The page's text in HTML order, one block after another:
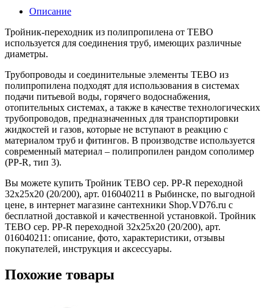
Описание
Тройник-переходник из полипропилена от TEBO
используется для соединения труб, имеющих различные
диаметры.
Трубопроводы и соединительные элементы TEBO из
полипропилена подходят для использования в системах
подачи питьевой воды, горячего водоснабжения,
отопительных системах, а также в качестве технологических
трубопроводов, предназначенных для транспортировки
жидкостей и газов, которые не вступают в реакцию с
материалом труб и фитингов. В производстве используется
современный материал – полипропилен рандом сополимер
(PP-R, тип 3).
Вы можете купить Тройник TEBO сер. PP-R переходной
32x25x20 (20/200), арт. 016040211 в Рыбинске, по выгодной
цене, в интернет магазине сантехники Shop.VD76.ru с
бесплатной доставкой и качественной установкой. Тройник
TEBO сер. PP-R переходной 32x25x20 (20/200), арт.
016040211: описание, фото, характеристики, отзывы
покупателей, инструкция и аксессуары.
Похожие товары